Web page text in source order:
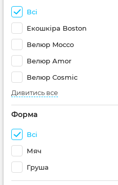
Всі
Екошкіра Boston
Велюр Mocco
Велюр Amor
Велюр Cosmic
Дивитись все
Форма
Всі
Мяч
Груша